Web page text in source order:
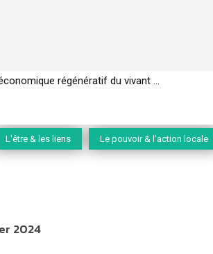
les entreprises à devenir des alliées du
L'être & les liens Le pouvoir & l'action locale
2024